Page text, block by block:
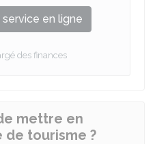
en ligne
des finances
mettre en
de tourisme ?